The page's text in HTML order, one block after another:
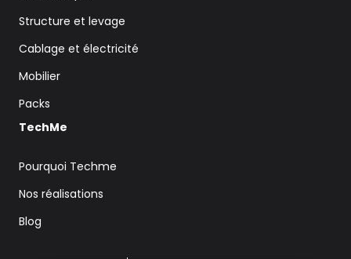
Structure et levage
Cablage et électricité
Mobilier
Packs
TechMe
Pourquoi Techme
Nos réalisations
Blog